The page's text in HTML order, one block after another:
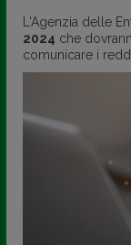
L'Agenzia delle
2024 che
comunicare i